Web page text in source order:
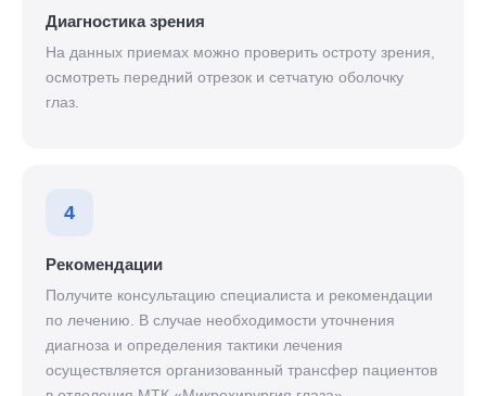
Диагностика зрения
На данных приемах можно проверить остроту зрения,
осмотреть передний отрезок и сетчатую оболочку
глаз.
4
Рекомендации
Получите консультацию специалиста и рекомендации
по лечению. В случае необходимости уточнения
диагноза и определения тактики лечения
осуществляется организованный трансфер пациентов